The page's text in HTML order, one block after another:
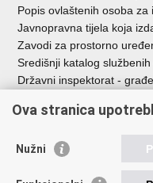
Popis ovlaštenih osoba za
Javnopravna tijela koja
Zavodi za prostorno
Središnji katalog
Državni inspektorat -
Vlada Republike Hrvatske
Ova stranica
Nužni